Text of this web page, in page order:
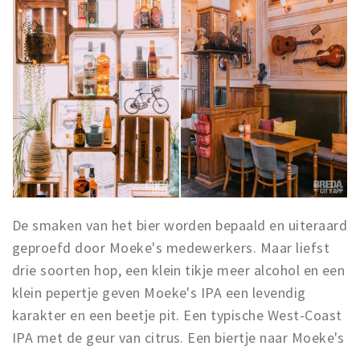
De smaken van het bier worden bepaald en uiteraard
geproefd door Moeke's medewerkers. Maar liefst
drie soorten hop, een klein tikje meer alcohol en een
klein pepertje geven Moeke's IPA een levendig
karakter en een beetje pit. Een typische West-Coast
IPA met de geur van citrus. Een biertje naar Moeke's